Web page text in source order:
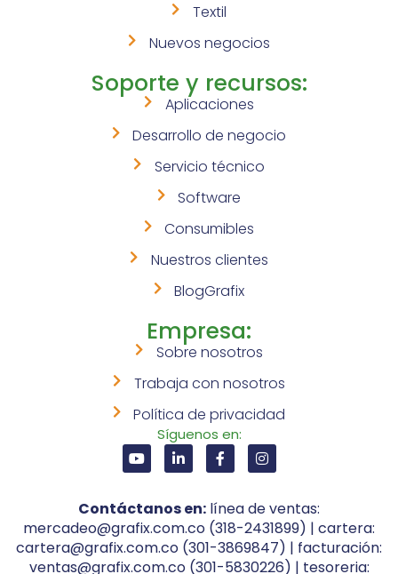
Textil
Nuevos negocios
Soporte y recursos:
Aplicaciones
Desarrollo de negocio
Servicio técnico
Software
Consumibles
Nuestros clientes
BlogGrafix
Empresa:
Sobre nosotros
Trabaja con nosotros
Política de privacidad
Síguenos en:
Contáctanos en: línea de ventas:
mercadeo@grafix.com.co (318-2431899) | cartera:
cartera@grafix.com.co (301-3869847) | facturación:
ventas@grafix.com.co (301-5830226) | tesoreria: